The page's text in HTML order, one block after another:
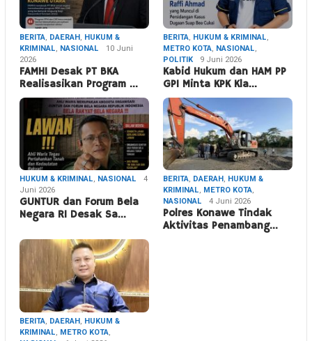
BERITA, DAERAH, HUKUM &
KRIMINAL, NASIONAL
10 Juni
2026
FAMHI Desak PT BKA
Realisasikan Program …
BERITA, HUKUM & KRIMINAL,
METRO KOTA, NASIONAL,
POLITIK
9 Juni 2026
Kabid Hukum dan HAM PP
GPI Minta KPK Kla…
HUKUM & KRIMINAL, NASIONAL
4
Juni 2026
GUNTUR dan Forum Bela
Negara RI Desak Sa…
BERITA, DAERAH, HUKUM &
KRIMINAL, METRO KOTA,
NASIONAL
4 Juni 2026
Polres Konawe Tindak
Aktivitas Penambang…
BERITA, DAERAH, HUKUM &
KRIMINAL, METRO KOTA,